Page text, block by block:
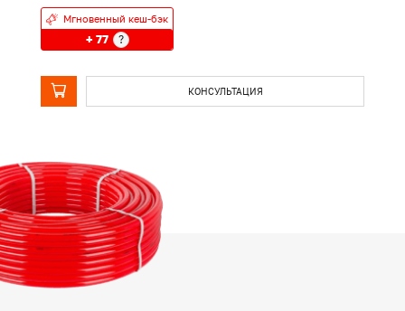
Мгновенный кеш-бэк
+ 77 ?
КОНСУЛЬТАЦИЯ